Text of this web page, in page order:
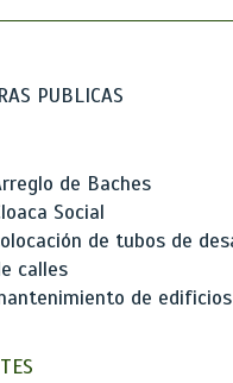
PUBLICAS
de Baches
Social
de tubos de
calles
de edificios